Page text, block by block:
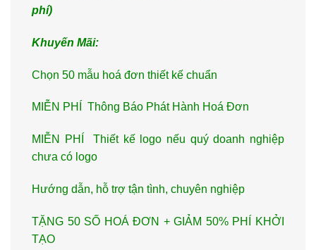
phí)
Khuyến Mãi:
Chọn 50 mẫu hoá đơn thiết kế chuẩn
MIỄN PHÍ Thông Báo Phát Hành Hoá Đơn
MIỄN PHÍ Thiết kế logo nếu quý doanh nghiệp
chưa có logo
Hướng dẫn, hỗ trợ tận tình, chuyên nghiệp
TẶNG 50 SỐ HOÁ ĐƠN + GIẢM 50% PHÍ KHỞI
TẠO